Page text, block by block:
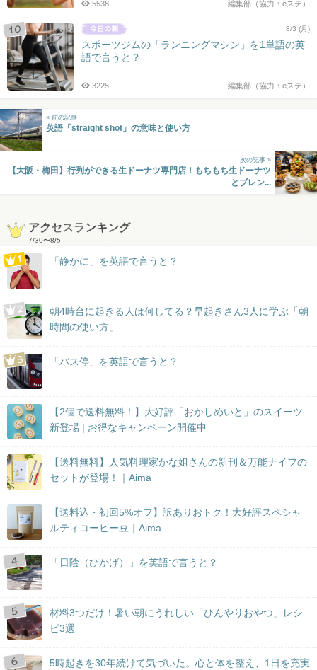
編集部（協力：eステ）
5538
8/3 (月)
スポーツジムの「ランニングマシン」を1単語の英
語で言うと？
編集部（協力：eステ）
3225
« 前の記事
英語「straight shot」の意味と使い方
次の記事 »
【大阪・梅田】行列ができる生ドーナツ専門店！もちもち生ドーナツ
とブレン...
アクセスランキング
7/30〜8/5
「静かに」を英語で言うと？
朝4時台に起きる人は何してる？早起きさん3人に学ぶ「朝
時間の使い方」
「バス停」を英語で言うと？
【2個で送料無料！】大好評「おかしめいと」のスイーツ
新登場 | お得なキャンペーン開催中
【送料無料】人気料理家かな姐さんの新刊＆万能ナイフの
セットが登場！｜Aima
【送料込・初回5%オフ】訳ありおトク！大好評スペシャ
ルティコーヒー豆｜Aima
「日陰（ひかげ）」を英語で言うと？
材料3つだけ！暑い朝にうれしい「ひんやりおやつ」レシ
ピ3選
5時起きを30年続けて気づいた。心と体を整え、1日を充実